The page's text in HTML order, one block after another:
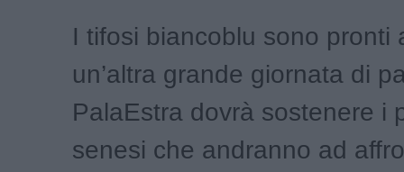
I tifosi biancoblu sono pronti
un’altra grande giornata di
PalaEstra dovrà sostenere i
senesi che andranno ad